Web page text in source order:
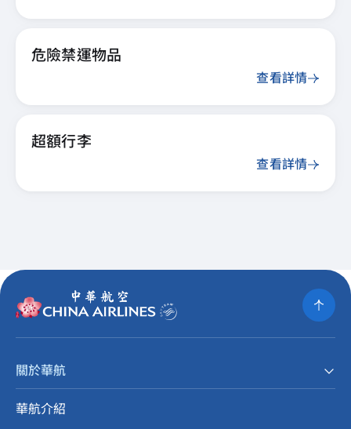
危險禁運物品
查看詳情
超額行李
查看詳情
關於華航
華航介紹